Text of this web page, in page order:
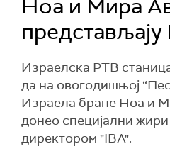
Ноа и Мира
Израелска РТВ
да на овогодишњој
Израела бране Ноа и
донео специјални
директором "IBA".